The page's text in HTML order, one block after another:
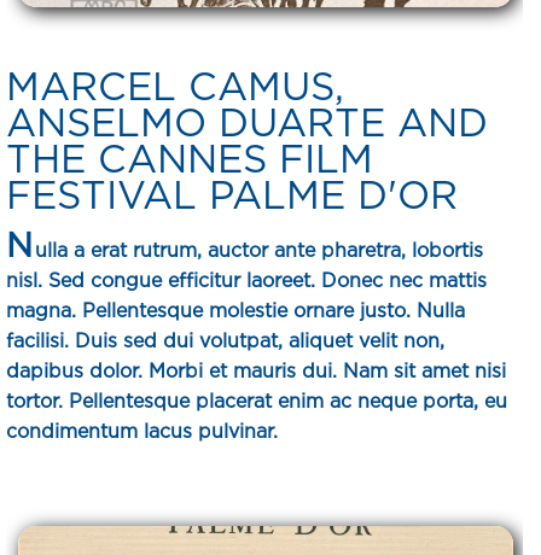
MARCEL CAMUS,
ANSELMO DUARTE AND
THE CANNES FILM
FESTIVAL PALME D'OR
N ulla a erat rutrum, auctor ante pharetra, lobortis
nisl. Sed congue efficitur laoreet. Donec nec mattis
magna. Pellentesque molestie ornare justo. Nulla
facilisi. Duis sed dui volutpat, aliquet velit non,
dapibus dolor. Morbi et mauris dui. Nam sit amet nisi
tortor. Pellentesque placerat enim ac neque porta, eu
condimentum lacus pulvinar.